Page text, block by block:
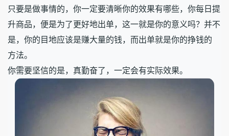
只要是做事情的，你一定要清晰你的效果有哪些，你每日提
升商品，便是为了更好地出单，这一就是你的意义吗？并不
是，你的目地应该是赚大量的钱，而出单就是你的挣钱的
方法。
你需要坚信的是，真勤奋了，一定会有实际效果。